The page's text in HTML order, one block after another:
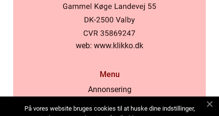
web: www.klikko.dk
Menu
Annonsering
På vores website bruges cookies til at huske dine indstillinger,